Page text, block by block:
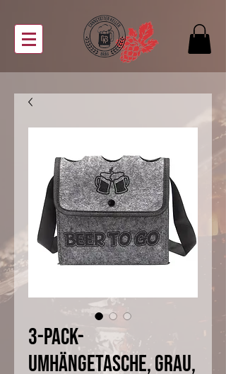
3-Pack-
Umhängetasche, grau,